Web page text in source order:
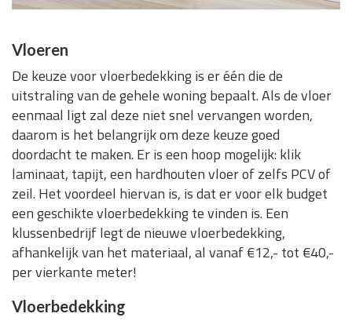
Vloeren
De keuze voor vloerbedekking is er één die de
uitstraling van de gehele woning bepaalt. Als de vloer
eenmaal ligt zal deze niet snel vervangen worden,
daarom is het belangrijk om deze keuze goed
doordacht te maken. Er is een hoop mogelijk: klik
laminaat, tapijt, een hardhouten vloer of zelfs PCV of
zeil. Het voordeel hiervan is, is dat er voor elk budget
een geschikte vloerbedekking te vinden is. Een
klussenbedrijf legt de nieuwe vloerbedekking,
afhankelijk van het materiaal, al vanaf €12,- tot €40,-
per vierkante meter!
Vloerbedekking